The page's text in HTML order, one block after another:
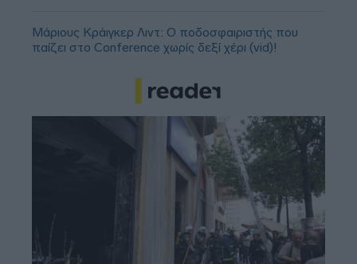
Μάριους Κράιγκερ Λιντ: Ο ποδοσφαιριστής που
παίζει στο Conference χωρίς δεξί χέρι (vid)!